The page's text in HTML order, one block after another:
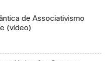
de Associativismo
(vídeo)